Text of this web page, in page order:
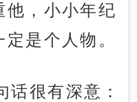
他，小小年纪
是个人物。
话很有深意：